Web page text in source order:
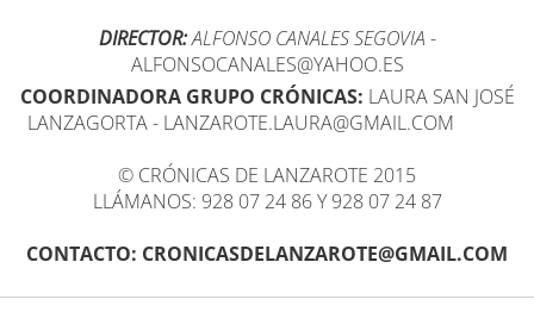
DIRECTOR:ALFONSO CANALES SEGOVIA -
ALFONSOCANALES@YAHOO.ES
COORDINADORA GRUPO CRÓNICAS: LAURA SAN JOSÉ
LANZAGORTA - LANZAROTE.LAURA@GMAIL.COM
© CRÓNICAS DE LANZAROTE 2015
LLÁMANOS: 928 07 24 86 Y 928 07 24 87
CONTACTO: CRONICASDELANZAROTE@GMAIL.COM